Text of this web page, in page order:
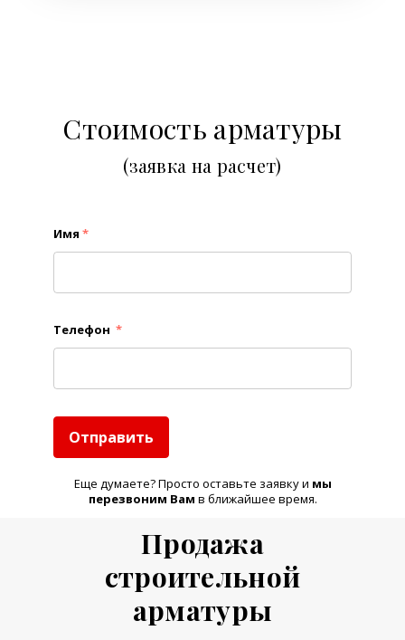
Стоимость арматуры
(заявка на расчет)
Имя *
Телефон *
Отправить
Еще думаете? Просто оставьте заявку и мы
перезвоним Вам в ближайшее время.
Продажа
строительной
арматуры